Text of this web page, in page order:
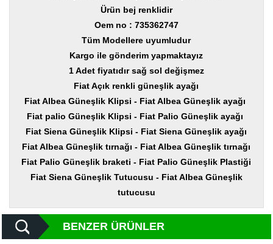
Ampül
Çeşitleri
Dacia
Yedekleri
Aksesuar
Parçaları
Diğer
Ürün bej renklidir
Oem no : 735362747
Tüm Modellere uyumludur
Kargo ile gönderim yapmaktayız
1 Adet fiyatıdır sağ sol değişmez
Fiat Açık renkli güneşlik ayağı
Fiat Albea Güneşlik Klipsi - Fiat Albea Güneşlik ayağı
Fiat palio Güneşlik Klipsi - Fiat Palio Güneşlik ayağı
Fiat Siena Güneşlik Klipsi - Fiat Siena Güneşlik ayağı
Fiat Albea Güneşlik tırnağı - Fiat Albea Güneşlik tırnağı
Fiat Palio Güneşlik braketi - Fiat Palio Güneşlik Plastiği
Fiat Siena Güneşlik Tutucusu - Fiat Albea Güneşlik
tutucusu
BENZER ÜRÜNLER